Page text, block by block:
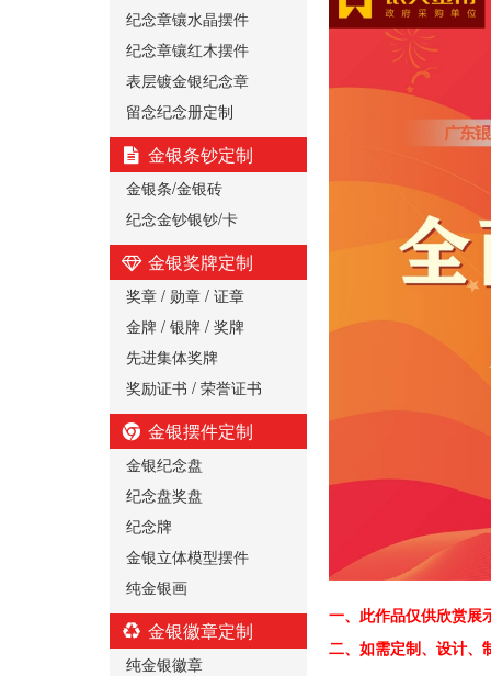
纪念章镶水晶摆件
纪念章镶红木摆件
表层镀金银纪念章
留念纪念册定制
金银条钞定制
金银条/金银砖
纪念金钞银钞/卡
金银奖牌定制
奖章 / 勋章 / 证章
金牌 / 银牌 / 奖牌
先进集体奖牌
奖励证书 / 荣誉证书
金银摆件定制
金银纪念盘
纪念盘奖盘
纪念牌
金银立体模型摆件
纯金银画
金银徽章定制
纯金银徽章
一、 此作品仅供欣赏展
二、 如需定制、设计、